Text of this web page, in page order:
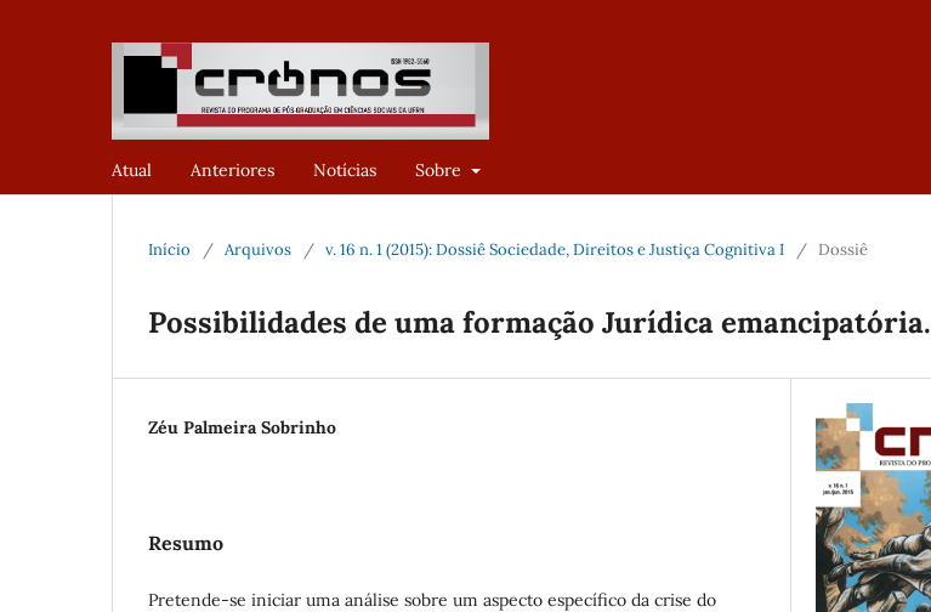
Atual Anteriores Notícias Sobre
Início / Arquivos / v. 16 n. 1 (2015): Dossiê Sociedade, Direitos e Justiça Cognitiva I / Dossiê
Possibilidades de uma formação Jurídica emancipatória.
Zéu Palmeira Sobrinho
Resumo
Pretende-se iniciar uma análise sobre um aspecto específico da crise do